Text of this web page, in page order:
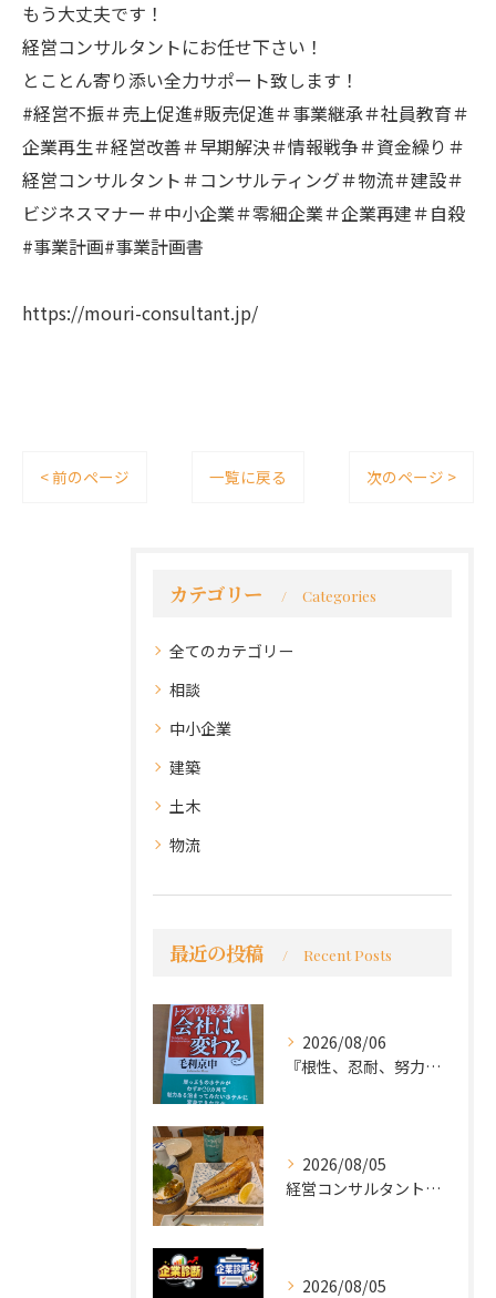
もう大丈夫です！
経営コンサルタントにお任せ下さい！
とことん寄り添い全力サポート致します！
#経営不振＃売上促進#販売促進＃事業継承＃社員教育＃
企業再生＃経営改善＃早期解決＃情報戦争＃資金繰り＃
経営コンサルタント＃コンサルティング＃物流＃建設＃
ビジネスマナー＃中小企業＃零細企業＃企業再建＃自殺
#事業計画#事業計画書
https://mouri-consultant.jp/
< 前のページ 一覧に戻る 次のページ >
カテゴリー Categories
全てのカテゴリー
相談
中小企業
建築
土木
物流
最近の投稿 Recent Posts
2026/08/06
『根性、忍耐、努力という言葉は死語なのか』
2026/08/05
経営コンサルタントのモーちゃん・毛利京申です。
2026/08/05